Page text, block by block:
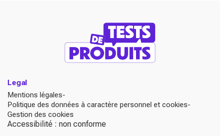
Legal
Mentions légales
Politique des données à caractère personnel et cookies
Gestion des cookies
Accessibilité : non conforme